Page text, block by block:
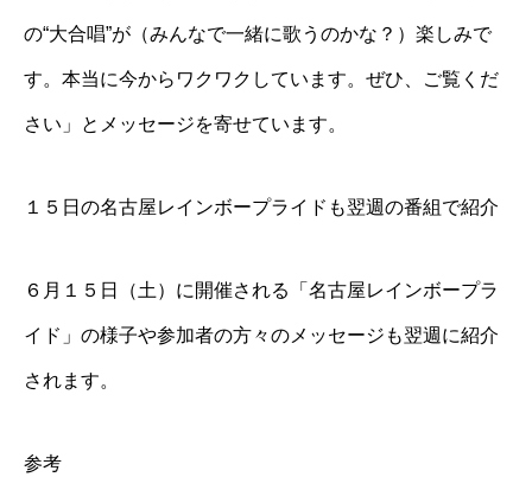
の“大合唱”が（みんなで一緒に歌うのかな？）楽しみで
す。本当に今からワクワクしています。ぜひ、ご覧くだ
さい」とメッセージを寄せています。
１５日の名古屋レインボープライドも翌週の番組で紹介
６月１５日（土）に開催される「名古屋レインボープラ
イド」の様子や参加者の方々のメッセージも翌週に紹介
されます。
参考